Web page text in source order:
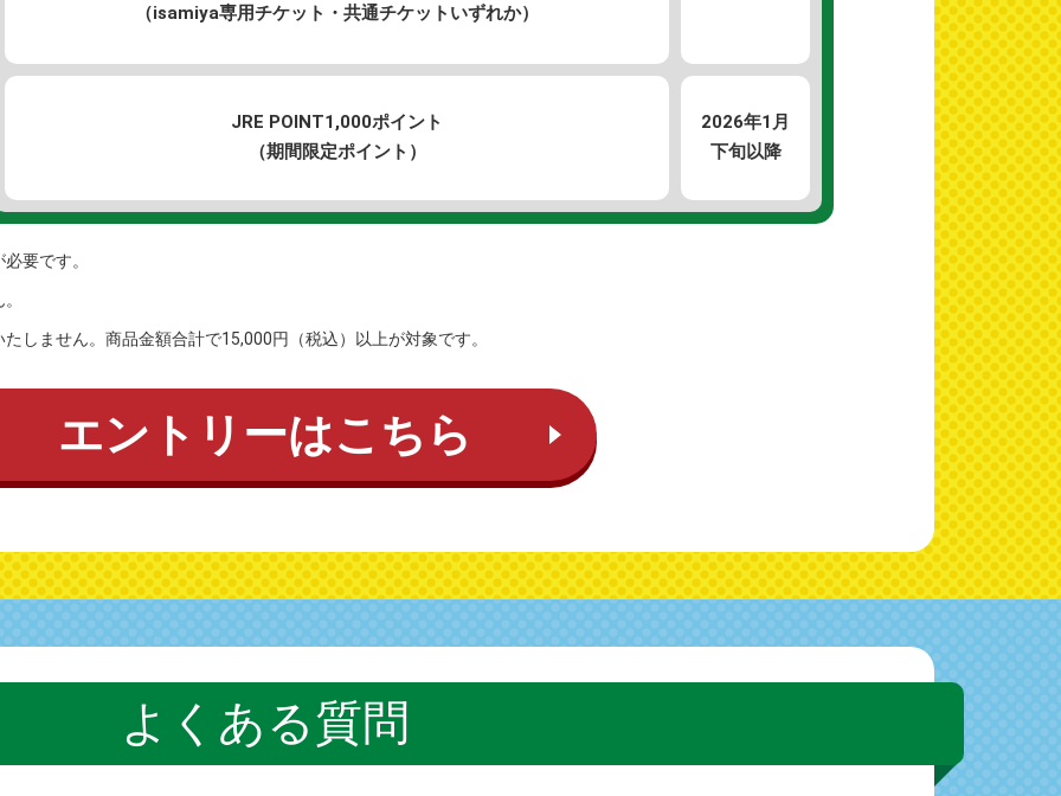
（isamiya専用チケット・共通チケットいずれか）
JRE POINT1,000ポイント
（期間限定ポイント）
2026年1月
下旬以降
要です。
しません。商品金額合計で15,000円（税込）以上が対象です。
エントリーはこちら
よくある質問